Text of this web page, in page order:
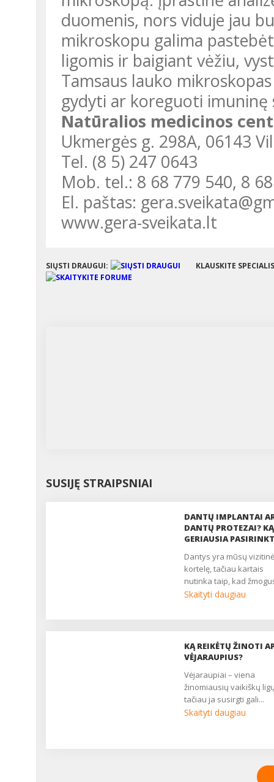
duomenis, nors viduje jau
mikroskopu galima
ligomis ir baigiant vėžiu,
Tamsaus lauko
gydyti ar koreguoti imuninę
Natūralios medicinos
Ukmergės g. 298A, 06143
Tel. (8 5) 247 0643
Mob. tel.: 8 68 779 540, 8
El. paštas:
www.gera-sveikata.lt
SIŲSTI DRAUGUI: KLAUSKITE
SUSIJĘ STRAIPSNIAI
DANTŲ IMPLANTAI
DANTŲ PROTEZAI? KĄ
GERIAUSIA
dantys yra mūsų vizitinė
kortelę, tačiau kartais
nutinka taip, kad
Skaityti daugiau
KĄ REIKĖTŲ ŽINOTI
VĖJARAUPIUS?
vėjaraupiai – viena
žinomiausių vaikiškų
tačiau ja susirgti gali...
Skaityti daugiau